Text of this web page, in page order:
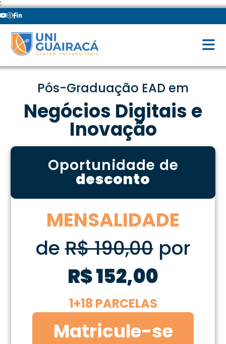
';
Pós-Graduação EAD em
Negócios Digitais e
Inovação
Oportunidade de
desconto
MENSALIDADE
deR$ 190,00por
R$ 152,00
1+18 PARCELAS
Matricule-se